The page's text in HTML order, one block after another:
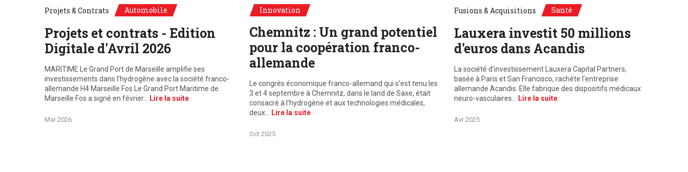
Projets & Contrats Automobile
Projets et contrats - Edition
Digitale d'Avril 2026
MARITIME Le Grand Port de Marseille amplifie ses
investissements dans l’hydrogène avec la société franco-
allemande H4 Marseille Fos Le Grand Port Maritime de
Marseille Fos a signé en février…
Lire la suite
Mar 2026
Innovation
Chemnitz : Un grand potentiel
pour la coopération franco-
allemande
Le congrès économique franco-allemand qui s’est tenu les
3 et 4 septembre à Chemnitz, dans le land de Saxe, était
consacré à l’hydrogène et aux technologies médicales,
deux…
Lire la suite
Oct 2025
Fusions & Acquisitions Santé
Lauxera investit 50 millions
d'euros dans Acandis
La société d’investissement Lauxera Capital Partners,
basée à Paris et San Francisco, rachète l’entreprise
allemande Acandis. Elle fabrique des dispositifs médicaux
neuro-vasculaires…
Lire la suite
Avr 2025